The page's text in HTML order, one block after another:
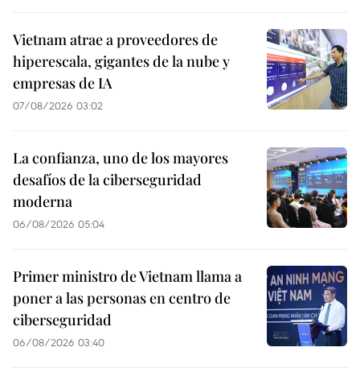
Vietnam atrae a proveedores de
hiperescala, gigantes de la nube y
empresas de IA
07/08/2026 03:02
La confianza, uno de los mayores
desafíos de la ciberseguridad
moderna
06/08/2026 05:04
Primer ministro de Vietnam llama a
poner a las personas en centro de
ciberseguridad
06/08/2026 03:40